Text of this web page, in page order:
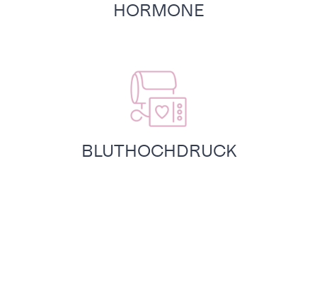
HORMONE
BLUTHOCHDRUCK